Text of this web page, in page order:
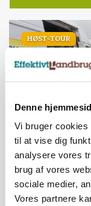
Denne
Vi bruger cookies
til at vise dig
analysere vores
brug af vores
sociale medier,
Vores partnere
HØST-TOUR
PLANTER
18 montører
Maskiner